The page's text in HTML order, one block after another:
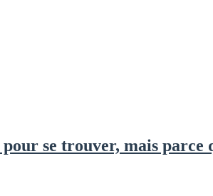
se trouver, mais parce